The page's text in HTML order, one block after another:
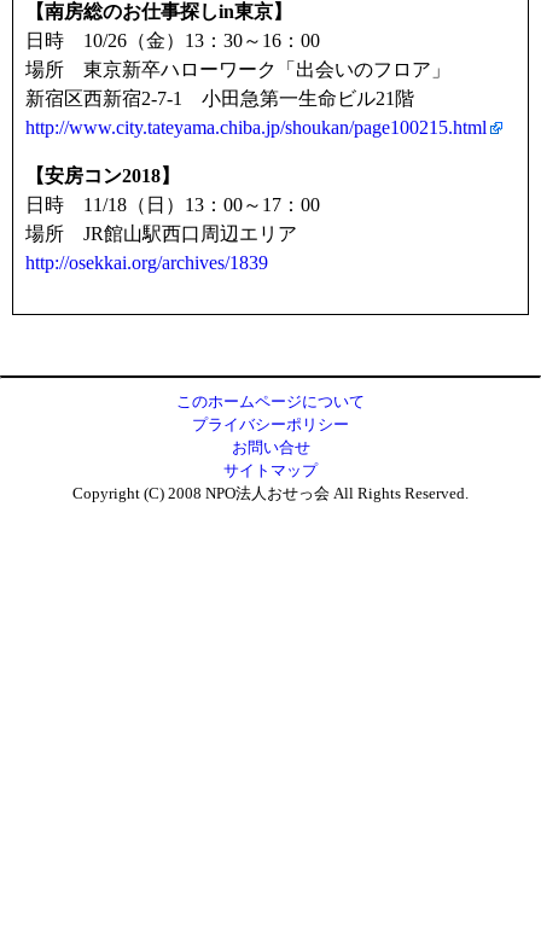
【南房総のお仕事探しin東京】
日時 10/26（金）13：30～16：00
場所 東京新卒ハローワーク「出会いのフロア」
新宿区西新宿2-7-1 小田急第一生命ビル21階
http://www.city.tateyama.chiba.jp/shoukan/page100215.html
【安房コン2018】
日時 11/18（日）13：00～17：00
場所 JR館山駅西口周辺エリア
http://osekkai.org/archives/1839
このホームページについて
プライバシーポリシー
お問い合せ
サイトマップ
Copyright (C) 2008 NPO法人おせっ会 All Rights Reserved.